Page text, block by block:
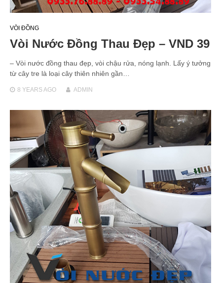
VÒI ĐỒNG
Vòi Nước Đồng Thau Đẹp – VND 39
– Vòi nước đồng thau đẹp, vòi chậu rửa, nóng lạnh. Lấy ý tưởng
từ cây tre là loại cây thiên nhiên gần…
8 YEARSAGO ADMIN